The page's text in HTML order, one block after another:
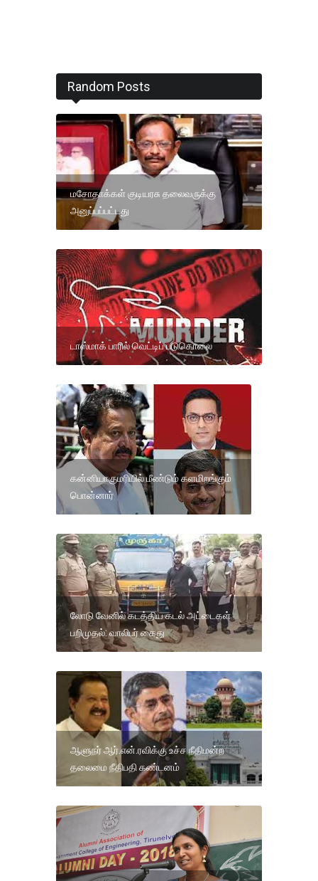
Random Posts
மசோதாக்கள் குடியரசு தலைவருக்கு
அனுப்பப்பட்டது
டாஸ்மாக் பாரில் வெட்டிப் படுகொலை
கன்னியாகுமரியில் மீண்டும் களமிறங்கும்
பொன்னார்
லோடு வேனில் கடத்திய கடல் அட்டைகள்
பறிமுதல்: வாலிபர் கைது
ஆளுநர் ஆர்.என்.ரவிக்கு உச்ச நீதிமன்ற
தலைமை நீதிபதி கண்டனம்